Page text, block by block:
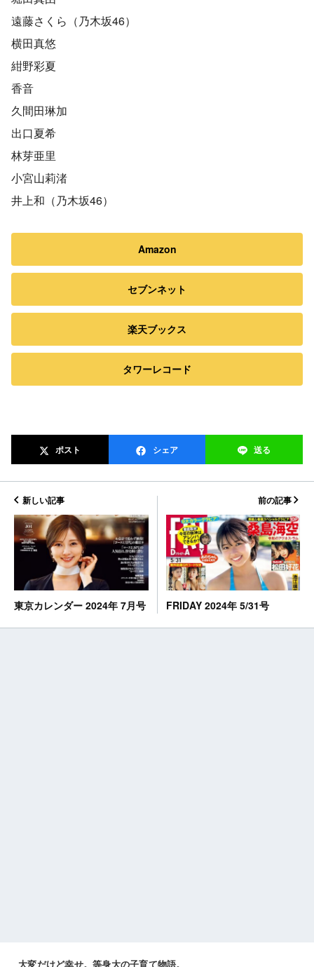
遠藤さくら（乃木坂46）
横田真悠
紺野彩夏
香音
久間田琳加
出口夏希
林芽亜里
小宮山莉渚
井上和（乃木坂46）
Amazon
セブンネット
楽天ブックス
タワーレコード
ポスト シェア 送る
新しい記事
東京カレンダー 2024年 7月号
前の記事
FRIDAY 2024年 5/31号
大変だけど幸せ。等身大の子育て物語。